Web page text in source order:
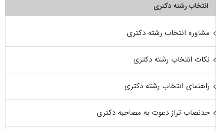
انتخاب رشته دکتری
مشاوره انتخاب رشته دکتری
نکات انتخاب رشته دکتری
راهنمای انتخاب رشته دکتری
حدنصاب تراز دعوت به مصاحبه دکتری